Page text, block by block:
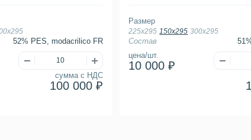
сумма с НДС
100 000 ₽
52% PES, modacrilico FR
цена/шт.
10 000 ₽
Состав
Размер
225х295 150х295 300х295